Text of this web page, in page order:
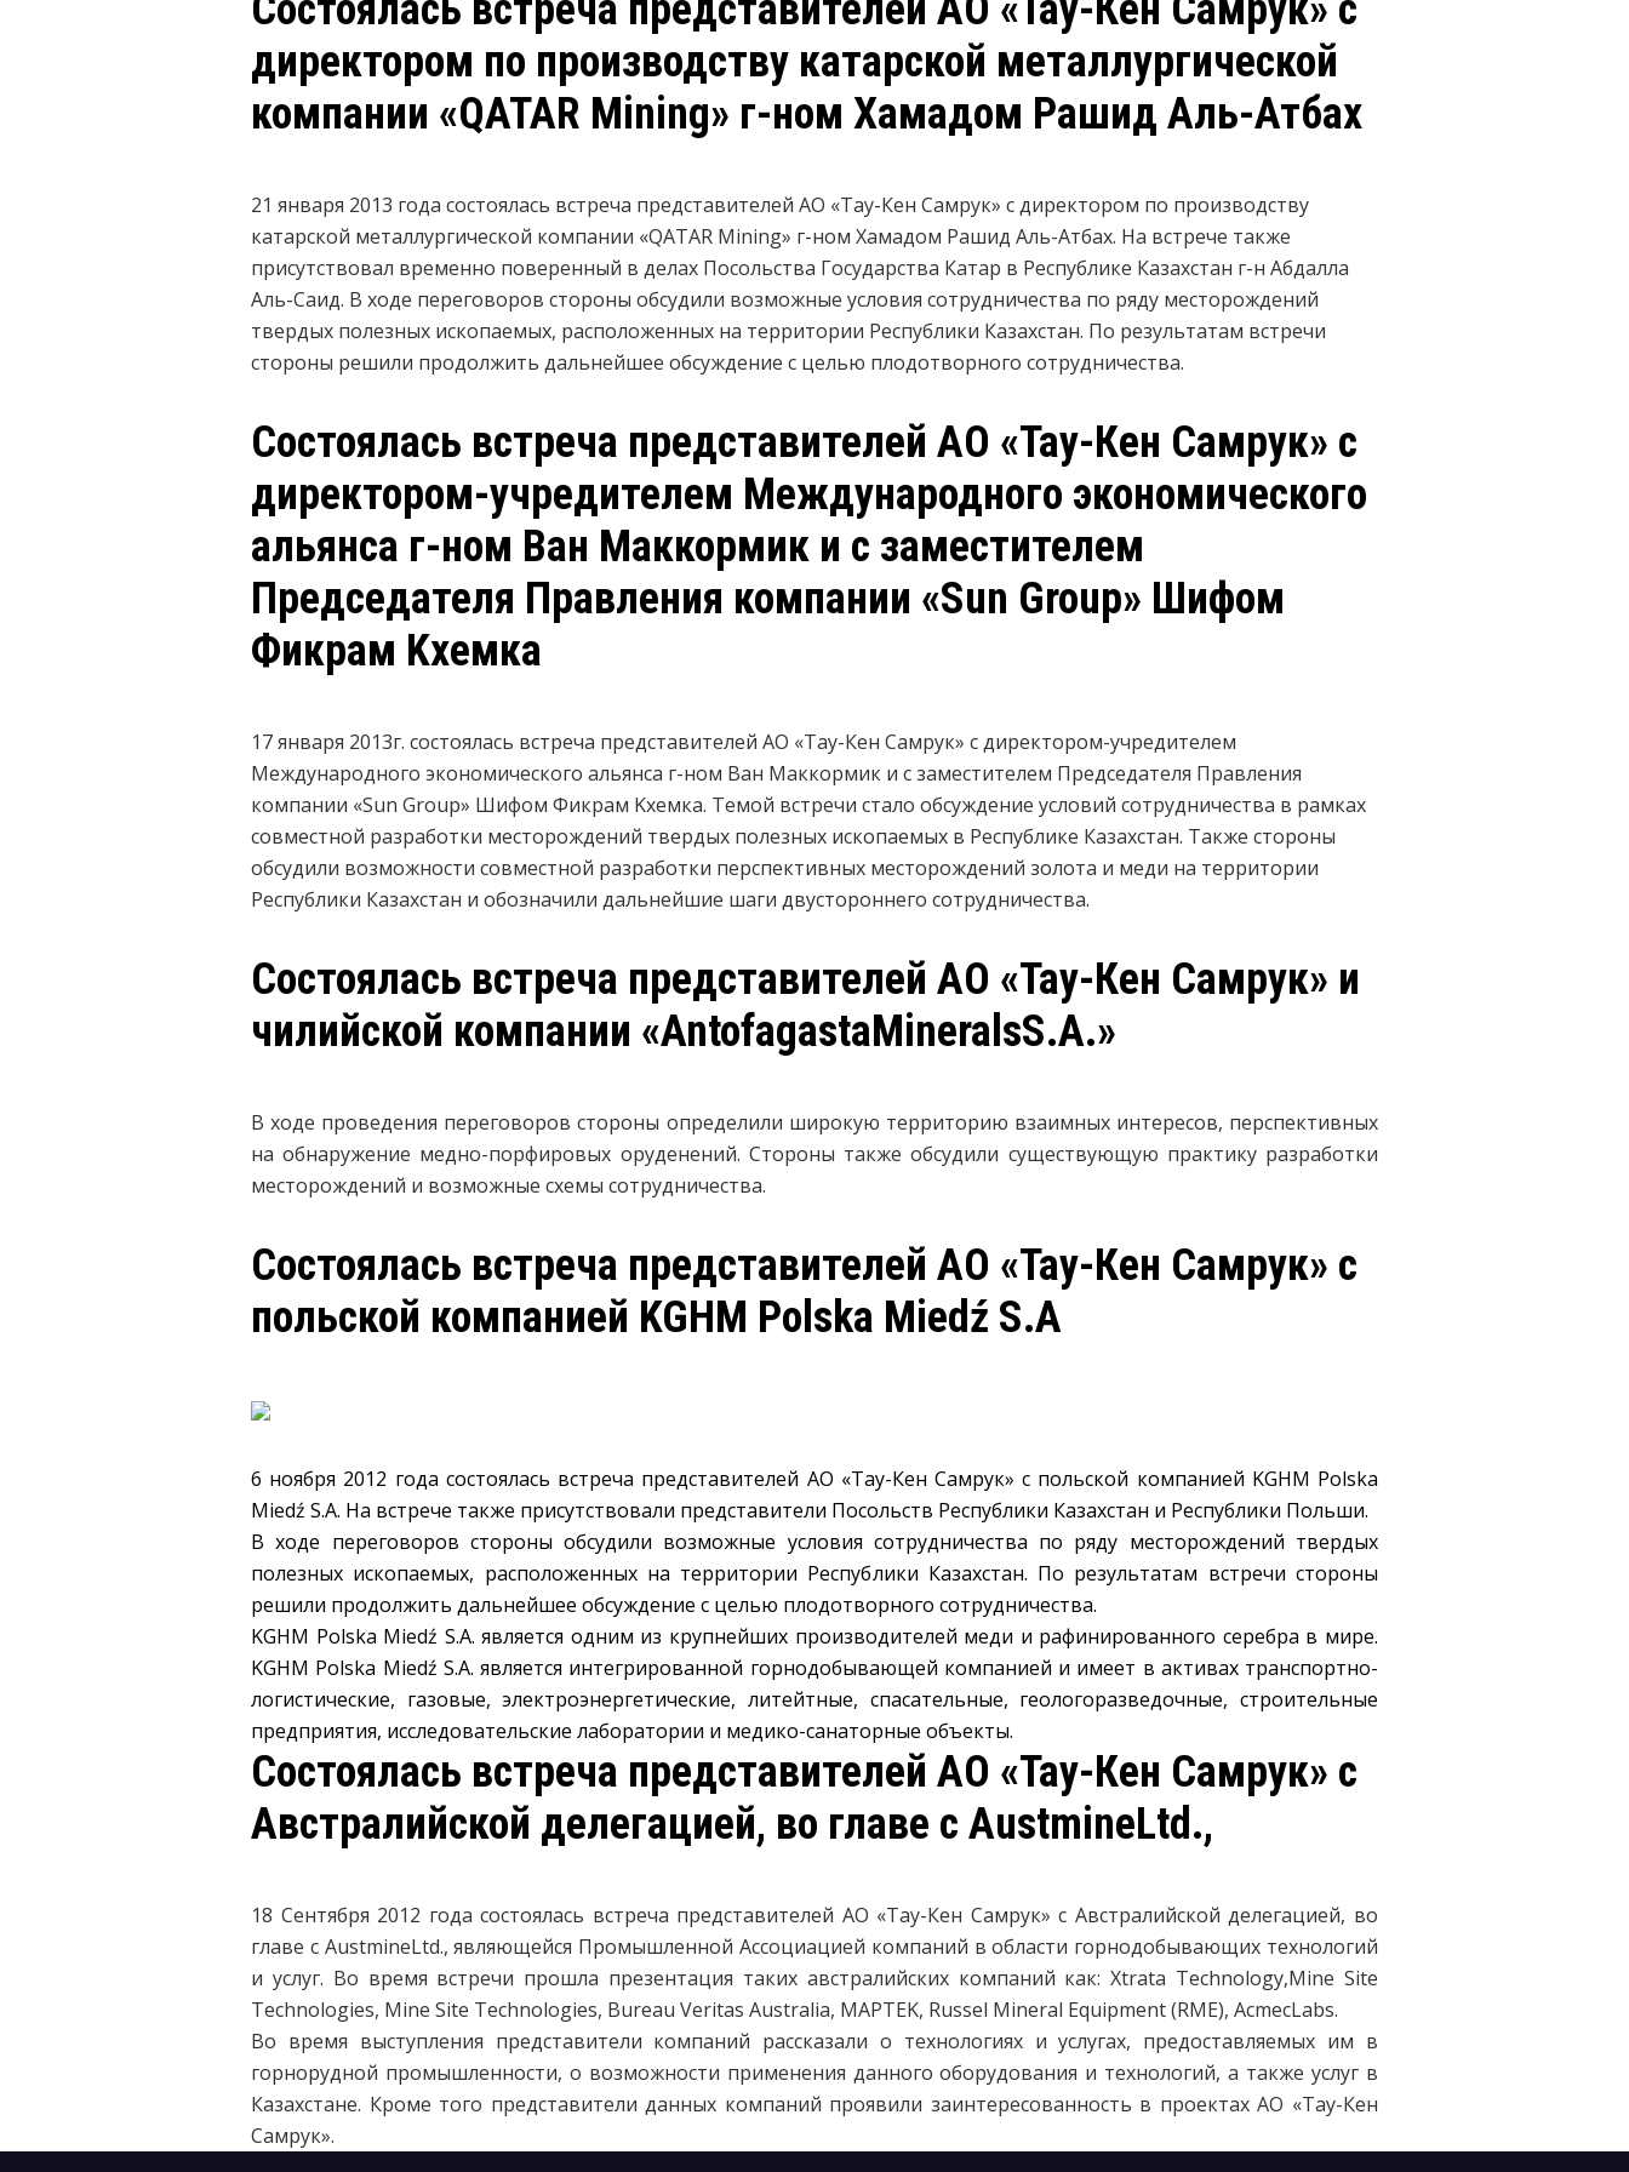
директором по производству катарской металлургической
компании «QATAR Mining» г-ном Хамадом Рашид Аль-Атбах
21 января 2013 года состоялась встреча представителей АО «Тау-Кен Самрук» c директором по производству
катарской металлургической компании «QATAR Mining» г-ном Хамадом Рашид Аль-Атбах. На встрече также
присутствовал временно поверенный в делах Посольства Государства Катар в Республике Казахстан г-н Абдалла
Аль-Саид. В ходе переговоров стороны обсудили возможные условия сотрудничества по ряду месторождений
твердых полезных ископаемых, расположенных на территории Республики Казахстан. По результатам встречи
стороны решили продолжить дальнейшее обсуждение с целью плодотворного сотрудничества.
Состоялась встреча представителей АО «Тау-Кен Самрук» c
директором-учредителем Международного экономического
альянса г-ном Ван Маккормик и с заместителем
Председателя Правления компании «Sun Group» Шифом
Фикрам Kхемка
17 января 2013г. состоялась встреча представителей АО «Тау-Кен Самрук» c директором-учредителем
Международного экономического альянса г-ном Ван Маккормик и с заместителем Председателя Правления
компании «Sun Group» Шифом Фикрам Kхемка. Темой встречи стало обсуждение условий сотрудничества в рамках
совместной разработки месторождений твердых полезных ископаемых в Республике Казахстан. Также стороны
обсудили возможности совместной разработки перспективных месторождений золота и меди на территории
Республики Казахстан и обозначили дальнейшие шаги двустороннего сотрудничества.
Состоялась встреча представителей АО «Тау-Кен Самрук» и
чилийской компании «AntofagastaMineralsS.A.»
В ходе проведения переговоров стороны определили широкую территорию взаимных интересов, перспективных
на обнаружение медно-порфировых оруденений. Стороны также обсудили существующую практику разработки
месторождений и возможные схемы сотрудничества.
Состоялась встреча представителей АО «Тау-Кен Самрук» с
польской компанией KGHM Polska Miedź S.A
6 ноября 2012 года состоялась встреча представителей АО «Тау-Кен Самрук» с польской компанией KGHM Polska
Miedź S.A. На встрече также присутствовали представители Посольств Республики Казахстан и Республики Польши.
В ходе переговоров стороны обсудили возможные условия сотрудничества по ряду месторождений твердых
полезных ископаемых, расположенных на территории Республики Казахстан. По результатам встречи стороны
решили продолжить дальнейшее обсуждение с целью плодотворного сотрудничества.
KGHM Polska Miedź S.A. является одним из крупнейших производителей меди и рафинированного серебра в мире.
KGHM Polska Miedź S.A. является интегрированной горнодобывающей компанией и имеет в активах транспортно-
логистические, газовые, электроэнергетические, литейтные, спасательные, геологоразведочные, строительные
предприятия, исследовательские лаборатории и медико-санаторные объекты.
Состоялась встреча представителей АО «Тау-Кен Самрук» с
Австралийской делегацией, во главе с AustmineLtd.,
18 Сентября 2012 года состоялась встреча представителей АО «Тау-Кен Самрук» с Австралийской делегацией, во
главе с AustmineLtd., являющейся Промышленной Ассоциацией компаний в области горнодобывающих технологий
и услуг. Во время встречи прошла презентация таких австралийских компаний как: Xtrata Technology,Mine Site
Technologies, Mine Site Technologies, Bureau Veritas Australia, MAPTEK, Russel Mineral Equipment (RME), AcmecLabs.
Во время выступления представители компаний рассказали о технологиях и услугах, предоставляемых им в
горнорудной промышленности, о возможности применения данного оборудования и технологий, а также услуг в
Казахстане. Кроме того представители данных компаний проявили заинтересованность в проектах АО «Тау-Кен
Самрук».